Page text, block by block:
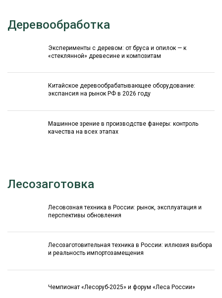
Деревообработка
Эксперименты с деревом: от бруса и опилок — к
«стеклянной» древесине и композитам
Китайское деревообрабатывающее оборудование:
экспансия на рынок РФ в 2026 году
Машинное зрение в производстве фанеры: контроль
качества на всех этапах
Лесозаготовка
Лесовозная техника в России: рынок, эксплуатация и
перспективы обновления
Лесозаготовительная техника в России: иллюзия выбора
и реальность импортозамещения
Чемпионат «Лесоруб-2025» и форум «Леса России»